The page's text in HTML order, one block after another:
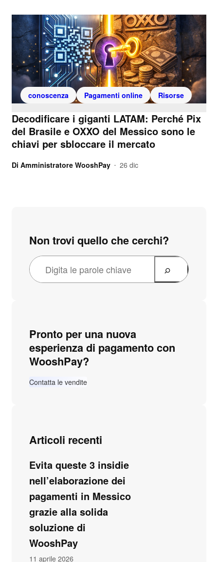
conoscenza Pagamenti online Risorse
Decodificare i giganti LATAM: Perché Pix
del Brasile e OXXO del Messico sono le
chiavi per sbloccare il mercato
Di Amministratore WooshPay • 26 dic
Non trovi quello che cerchi?
Pronto per una nuova
esperienza di pagamento con
WooshPay?
Contatta le vendite
Articoli recenti
Evita queste 3 insidie
nell’elaborazione dei
pagamenti in Messico
grazie alla solida
soluzione di
WooshPay
11 aprile 2026